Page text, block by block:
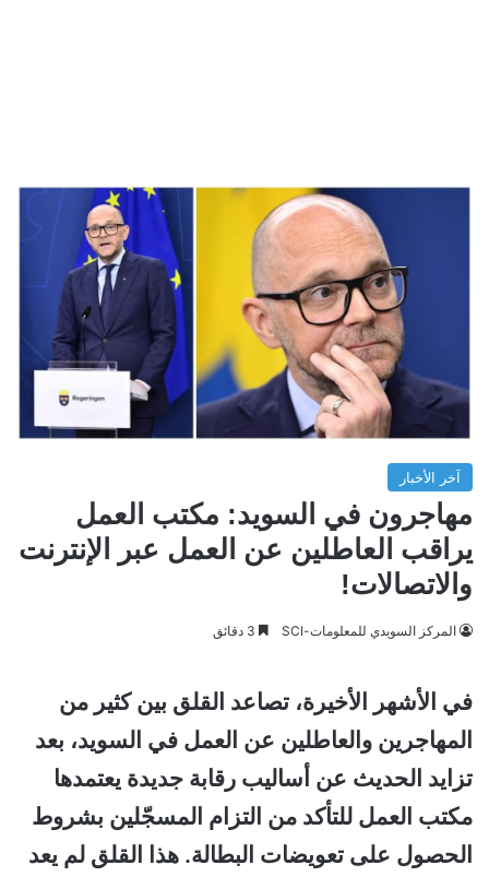
آخر الأخبار
مهاجرون في السويد: مكتب العمل
يراقب العاطلين عن العمل عبر الإنترنت
والاتصالات!
المركز السويدي للمعلومات-SCI
في الأشهر الأخيرة، تصاعد القلق بين كثير من
المهاجرين والعاطلين عن العمل في السويد، بعد
تزايد الحديث عن أساليب رقابة جديدة يعتمدها
مكتب العمل للتأكد من التزام المسجّلين بشروط
الحصول على تعويضات البطالة. هذا القلق لم يعد